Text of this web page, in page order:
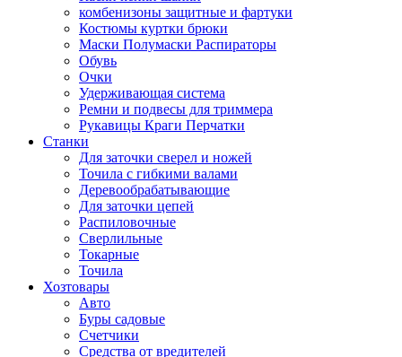
комбенизоны защитные и фартуки
Костюмы куртки брюки
Маски Полумаски Распираторы
Обувь
Очки
Удерживающая система
Ремни и подвесы для триммера
Рукавицы Краги Перчатки
Станки
Для заточки сверел и ножей
Точила с гибкими валами
Деревообрабатывающие
Для заточки цепей
Распиловочные
Сверлильные
Токарные
Точила
Хозтовары
Авто
Буры садовые
Счетчики
Средства от вредителей